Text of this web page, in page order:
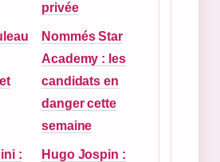
privée
Nommés Star
Academy : les
candidats en
danger cette
semaine
:
Hugo Jospin :